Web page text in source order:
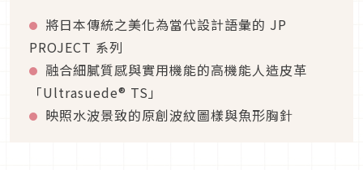
將日本傳統之美化為當代設計語彙的 JP
PROJECT 系列
融合細膩質感與實用機能的高機能人造皮革
「Ultrasuede® TS」
映照水波景致的原創波紋圖樣與魚形胸針